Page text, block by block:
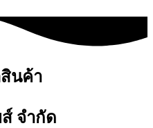
นค้า
จำกัด